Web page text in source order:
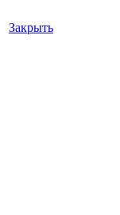
Закрыть